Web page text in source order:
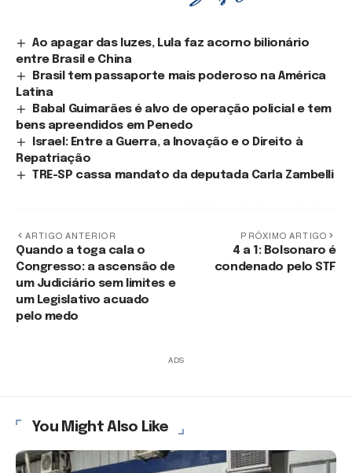
Ao apagar das luzes, Lula faz acorno bilionário
entre Brasil e China
Brasil tem passaporte mais poderoso na América
Latina
Babal Guimarães é alvo de operação policial e tem
bens apreendidos em Penedo
Israel: Entre a Guerra, a Inovação e o Direito à
Repatriação
TRE-SP cassa mandato da deputada Carla Zambelli
ARTIGO ANTERIOR
Quando a toga cala o
Congresso: a ascensão de
um Judiciário sem limites e
um Legislativo acuado
pelo medo
PRÓXIMO ARTIGO
4 a 1: Bolsonaro é
condenado pelo STF
ADS
You Might Also Like